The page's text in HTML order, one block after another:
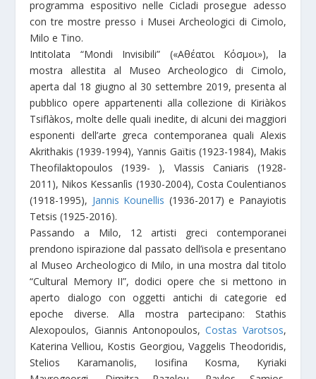
programma espositivo nelle Cicladi prosegue adesso
con tre mostre presso i Musei Archeologici di Cimolo,
Milo e Tino.
Intitolata “Mondi Invisibili” («Αθέατοι Κόσμοι»), la
mostra allestita al Museo Archeologico di Cimolo,
aperta dal 18 giugno al 30 settembre 2019, presenta al
pubblico opere appartenenti alla collezione di Kiriàkos
Tsiflàkos, molte delle quali inedite, di alcuni dei maggiori
esponenti dell’arte greca contemporanea quali Alexis
Akrithakis (1939-1994), Yannis Gaïtis (1923-1984), Makis
Theofilaktopoulos (1939- ), Vlassis Caniaris (1928-
2011), Nikos Kessanlìs (1930-2004), Costa Coulentianos
(1918-1995), Jannis Kounellis (1936-2017) e Panayiotis
Tetsis (1925-2016).
Passando a Milo, 12 artisti greci contemporanei
prendono ispirazione dal passato dell’isola e presentano
al Museo Archeologico di Milo, in una mostra dal titolo
“Cultural Memory II”, dodici opere che si mettono in
aperto dialogo con oggetti antichi di categorie ed
epoche diverse. Alla mostra partecipano: Stathis
Alexopoulos, Giannis Antonopoulos,Costas Varotsos,
Katerina Velliou, Kostis Georgiou, Vaggelis Theodoridis,
Stelios Karamanolis, Iosifina Kosma, Kyriaki